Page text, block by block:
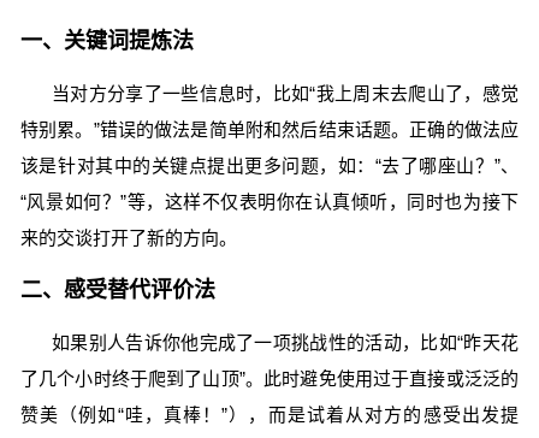
一、关键词提炼法
当对方分享了一些信息时，比如“我上周末去爬山了，感觉
特别累。”错误的做法是简单附和然后结束话题。正确的做法应
该是针对其中的关键点提出更多问题，如：“去了哪座山？”、
“风景如何？”等，这样不仅表明你在认真倾听，同时也为接下
来的交谈打开了新的方向。
二、感受替代评价法
如果别人告诉你他完成了一项挑战性的活动，比如“昨天花
了几个小时终于爬到了山顶”。此时避免使用过于直接或泛泛的
赞美（例如“哇，真棒！”），而是试着从对方的感受出发提